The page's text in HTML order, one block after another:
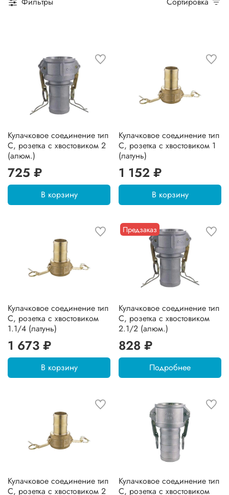
Кулачковое соединение тип
C, розетка с хвостовиком 2
(алюм.)
725 ₽
В корзину
Кулачковое соединение тип
C, розетка с хвостовиком 1
(латунь)
1 152 ₽
В корзину
Кулачковое соединение тип
C, розетка с хвостовиком
1.1/4 (латунь)
1 673 ₽
В корзину
Предзаказ
Кулачковое соединение тип
C, розетка с хвостовиком
2.1/2 (алюм.)
828 ₽
Подробнее
Кулачковое соединение тип
C, розетка с хвостовиком 2
Кулачковое соединение тип
C, розетка с хвостовиком